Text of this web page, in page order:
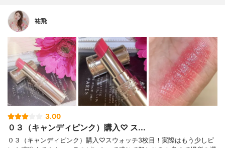
祐飛
3.00
０３（キャンディピンク）購入♡ ス...
０３（キャンディピンク）購入♡スウォッチ3枚目！実際はもう少しピ